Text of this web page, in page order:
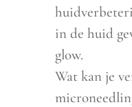
in de huid
glow.
Wat kan je